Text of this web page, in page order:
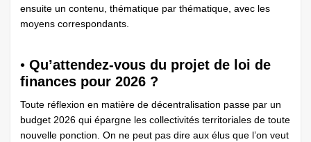
ensuite un contenu, thématique par thématique, avec les
moyens correspondants.
• Qu’attendez-vous du projet de loi de
finances pour 2026 ?
Toute réflexion en matière de décentralisation passe par un
budget 2026 qui épargne les collectivités territoriales de toute
nouvelle ponction. On ne peut pas dire aux élus que l’on veut